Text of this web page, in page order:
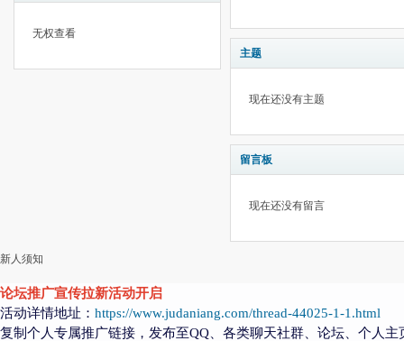
无权查看
主题
现在还没有主题
留言板
现在还没有留言
新人须知
论坛推广宣传拉新活动开启
活动详情地址： https://www.judaniang.com/thread-44025-1-1.html
复制个人专属推广链接，发布至QQ、各类聊天社群、论坛、个人